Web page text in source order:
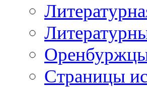
Страницы